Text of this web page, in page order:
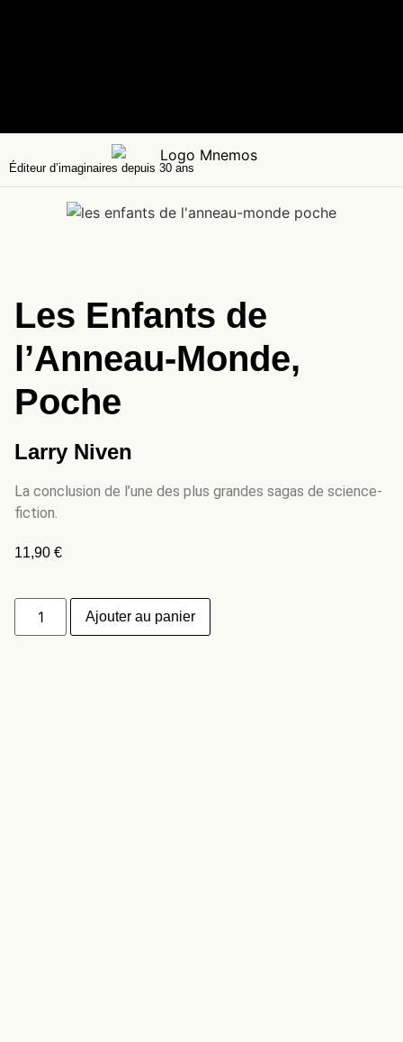
Éditeur d’imaginaires depuis 30 ans
Les Enfants de
l’Anneau-Monde,
Poche
Larry Niven
La conclusion de l’une des plus grandes sagas de science-
fiction.
11,90 €
Ajouter au panier